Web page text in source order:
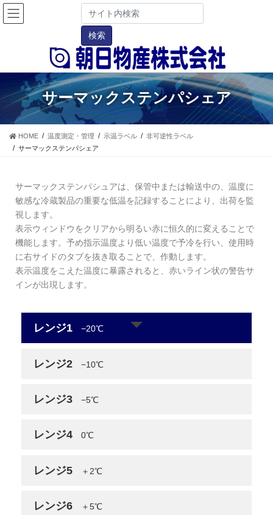
サーマックステンパシェア
HOME 温度測定・管理 示温ラベル
非可逆性ラベル
サーマックステンパシェア
サーマックステンパシュアは、保管中または輸送中の、温度に
敏感な冷蔵製品の重要な低温を記録することにより、出荷を監
視します。
表示ウィンドウをクリアから明るい赤に恒久的に変えることで
機能します。予め指示温度より低い温度で予冷を行い、使用時
に右サイドのタブを抜き取ることで、作動します。
表示温度をこえた温度に暴露されると、赤いライン状の警告サ
インが出現します。
レンジ1 −20℃
レンジ2 −10℃
レンジ3 −5℃
レンジ4 0℃
レンジ5 ＋2℃
レンジ6 ＋5℃